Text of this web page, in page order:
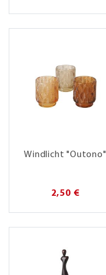
Windlicht "Outono"
2,50 €